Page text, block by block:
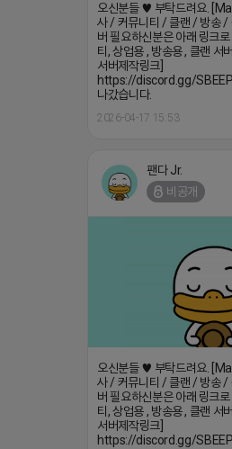
오신분들 ♥ 부탁드려요.
사 / 커뮤니티 / 클랜 / 방송 /
버 필요하신분은 아래 링크
티, 상업용 , 방송용 , 클랜 서
서버제작링크]
https://discord.gg/
나갔습니다.
2026-04-17 15:53
팬다 Jr.
비공개
오신분들 ♥ 부탁드려요.
사 / 커뮤니티 / 클랜 / 방송 /
버 필요하신분은 아래 링크
티, 상업용 , 방송용 , 클랜 서
서버제작링크]
https://discord.gg/